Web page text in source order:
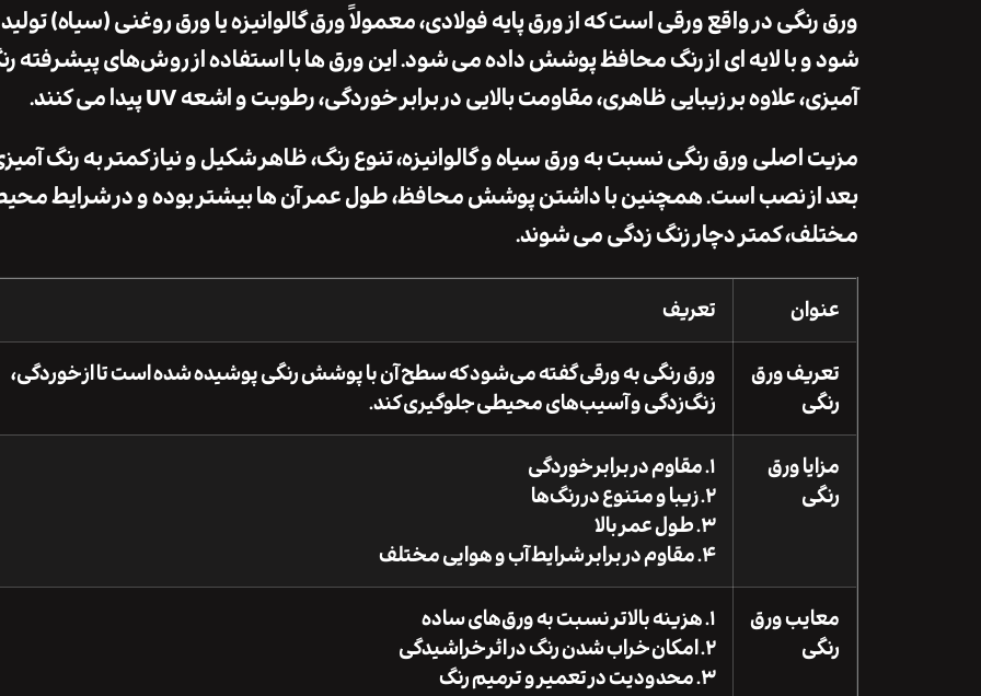
ورق رنگی در واقع ورقی است که از ورق پایه فولادی، معمولاً ورق گالوانیزه یا ورق روغنی (سیاه)
‌شود و با لایه ‌ای از رنگ محافظ پوشش داده می ‌شود. این ورق‌ ها با استفاده از روش‌های پیشرفته
آمیزی، علاوه بر زیبایی ظاهری، مقاومت بالایی در برابر خوردگی، رطوبت و اشعه UV پیدا می ‌کنند.
مزیت اصلی ورق رنگی نسبت به ورق سیاه و گالوانیزه، تنوع رنگ، ظاهر شکیل و نیاز کمتر به رنگ
بعد از نصب است. همچنین با داشتن پوشش محافظ، طول عمر آن‌ ها بیشتر بوده و در شرایط
مختلف، کمتر دچار زنگ ‌زدگی می‌ شوند.
عنوان
تعریف
تعریف ورق
رنگی
ورق رنگی به ورقی گفته می‌شود که سطح آن با پوشش رنگی پوشیده شده است تا از خوردگی،
زنگ‌زدگی و آسیب‌های محیطی جلوگیری کند.
مزایا ورق
رنگی
۱. مقاوم در برابر خوردگی
۲. زیبا و متنوع در رنگ‌ها
۳. طول عمر بالا
۴. مقاوم در برابر شرایط آب و هوایی مختلف
معایب ورق
رنگی
۱. هزینه بالاتر نسبت به ورق‌های ساده
۲. امکان خراب شدن رنگ در اثر خراشیدگی
۳. محدودیت در تعمیر و ترمیم رنگ